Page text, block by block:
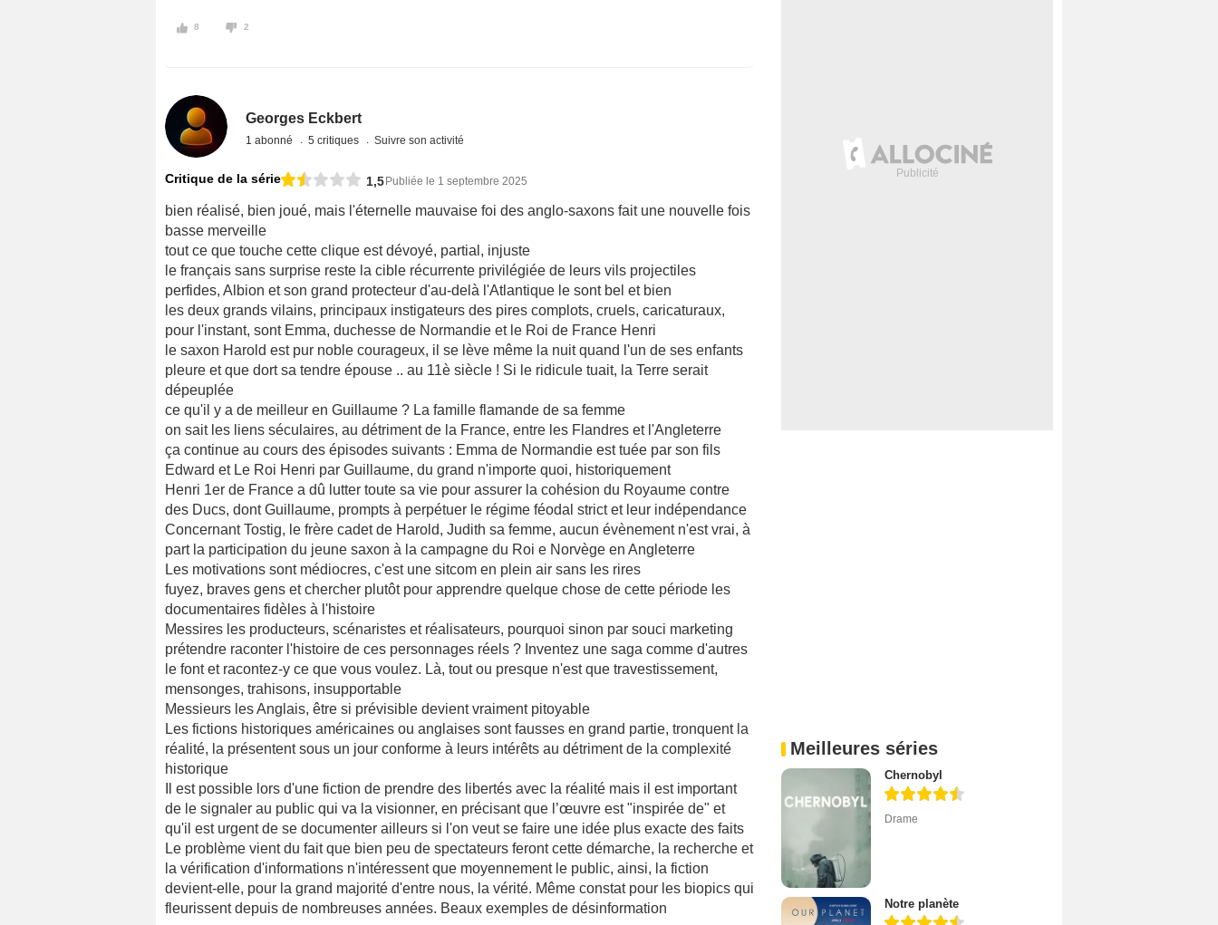
8 2
Georges Eckbert
1 abonné 5 critiques Suivre son activité
Critique de la série 1,5Publiée le 1 septembre 2025
bien réalisé, bien joué, mais l'éternelle mauvaise foi des anglo-saxons fait une nouvelle fois
basse merveille
tout ce que touche cette clique est dévoyé, partial, injuste
le français sans surprise reste la cible récurrente privilégiée de leurs vils projectiles
perfides, Albion et son grand protecteur d'au-delà l'Atlantique le sont bel et bien
les deux grands vilains, principaux instigateurs des pires complots, cruels, caricaturaux,
pour l'instant, sont Emma, duchesse de Normandie et le Roi de France Henri
le saxon Harold est pur noble courageux, il se lève même la nuit quand l'un de ses enfants
pleure et que dort sa tendre épouse .. au 11è siècle ! Si le ridicule tuait, la Terre serait
dépeuplée
ce qu'il y a de meilleur en Guillaume ? La famille flamande de sa femme
on sait les liens séculaires, au détriment de la France, entre les Flandres et l'Angleterre
ça continue au cours des épisodes suivants : Emma de Normandie est tuée par son fils
Edward et Le Roi Henri par Guillaume, du grand n'importe quoi, historiquement
Henri 1er de France a dû lutter toute sa vie pour assurer la cohésion du Royaume contre
des Ducs, dont Guillaume, prompts à perpétuer le régime féodal strict et leur indépendance
Concernant Tostig, le frère cadet de Harold, Judith sa femme, aucun évènement n'est vrai, à
part la participation du jeune saxon à la campagne du Roi e Norvège en Angleterre
Les motivations sont médiocres, c'est une sitcom en plein air sans les rires
fuyez, braves gens et chercher plutôt pour apprendre quelque chose de cette période les
documentaires fidèles à l'histoire
Messires les producteurs, scénaristes et réalisateurs, pourquoi sinon par souci marketing
prétendre raconter l'histoire de ces personnages réels ? Inventez une saga comme d'autres
le font et racontez-y ce que vous voulez. Là, tout ou presque n'est que travestissement,
mensonges, trahisons, insupportable
Messieurs les Anglais, être si prévisible devient vraiment pitoyable
Les fictions historiques américaines ou anglaises sont fausses en grand partie, tronquent la
réalité, la présentent sous un jour conforme à leurs intérêts au détriment de la complexité
historique
Il est possible lors d'une fiction de prendre des libertés avec la réalité mais il est important
de le signaler au public qui va la visionner, en précisant que l’œuvre est "inspirée de" et
qu'il est urgent de se documenter ailleurs si l'on veut se faire une idée plus exacte des faits
Le problème vient du fait que bien peu de spectateurs feront cette démarche, la recherche et
la vérification d'informations n'intéressent que moyennement le public, ainsi, la fiction
devient-elle, pour la grand majorité d'entre nous, la vérité. Même constat pour les biopics qui
fleurissent depuis de nombreuses années. Beaux exemples de désinformation
Meilleures séries
Chernobyl
Drame
Notre planète